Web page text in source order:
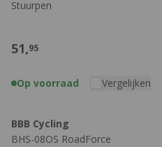
Stuurpen
51,95
Op voorraad Vergelijken
BBB Cycling
BHS-08OS RoadForce